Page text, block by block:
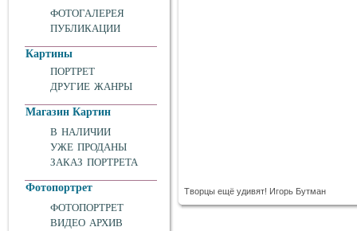
ФОТОГАЛЕРЕЯ
ПУБЛИКАЦИИ
Картины
ПОРТРЕТ
ДРУГИЕ ЖАНРЫ
Магазин Картин
В НАЛИЧИИ
УЖЕ ПРОДАНЫ
ЗАКАЗ ПОРТРЕТА
Фотопортрет
ФОТОПОРТРЕТ
ВИДЕО АРХИВ
Творцы ещё удивят! Игорь Бутман